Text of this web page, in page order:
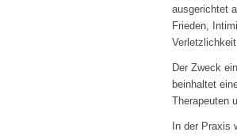
ausgerichtet
Frieden,
Der Zweck
beinhaltet
Therapeuten
In der Praxis